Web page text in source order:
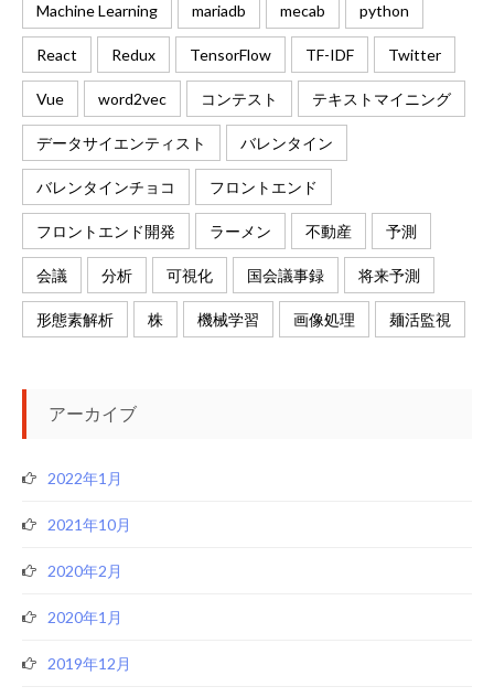
Machine Learning mariadb mecab python
React Redux TensorFlow TF-IDF Twitter
Vue word2vec コンテスト テキストマイニング
データサイエンティスト バレンタイン
バレンタインチョコ フロントエンド
フロントエンド開発 ラーメン 不動産 予測
会議 分析 可視化 国会議事録 将来予測
形態素解析 株 機械学習 画像処理 麺活監視
アーカイブ
2022年1月
2021年10月
2020年2月
2020年1月
2019年12月